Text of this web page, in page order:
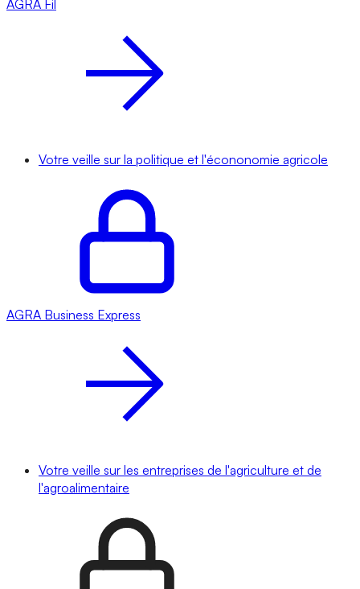
AGRA Fil
Votre veille sur la politique et l'écononomie agricole
AGRA Business Express
Votre veille sur les entreprises de l'agriculture et de
l'agroalimentaire